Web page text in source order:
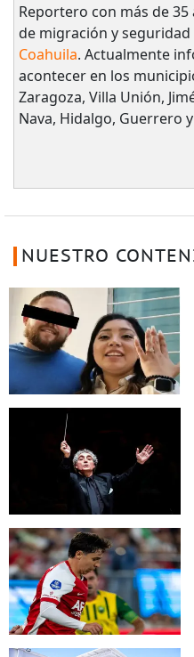
Reportero con más de
de migración y
Coahuila. Actualmente
acontecer en los
Zaragoza, Villa Unión,
Nava, Hidalgo, Guerrero y
NUESTRO